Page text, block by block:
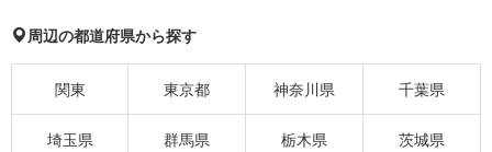
周辺の都道府県から探す
関東 東京都 神奈川県 千葉県
埼玉県 群馬県 栃木県 茨城県